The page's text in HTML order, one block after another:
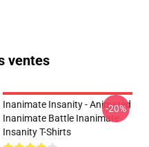
ventes
Inanimate Insanity - Animated
Inanimate Battle Inanimate
Insanity T-Shirts
-20%